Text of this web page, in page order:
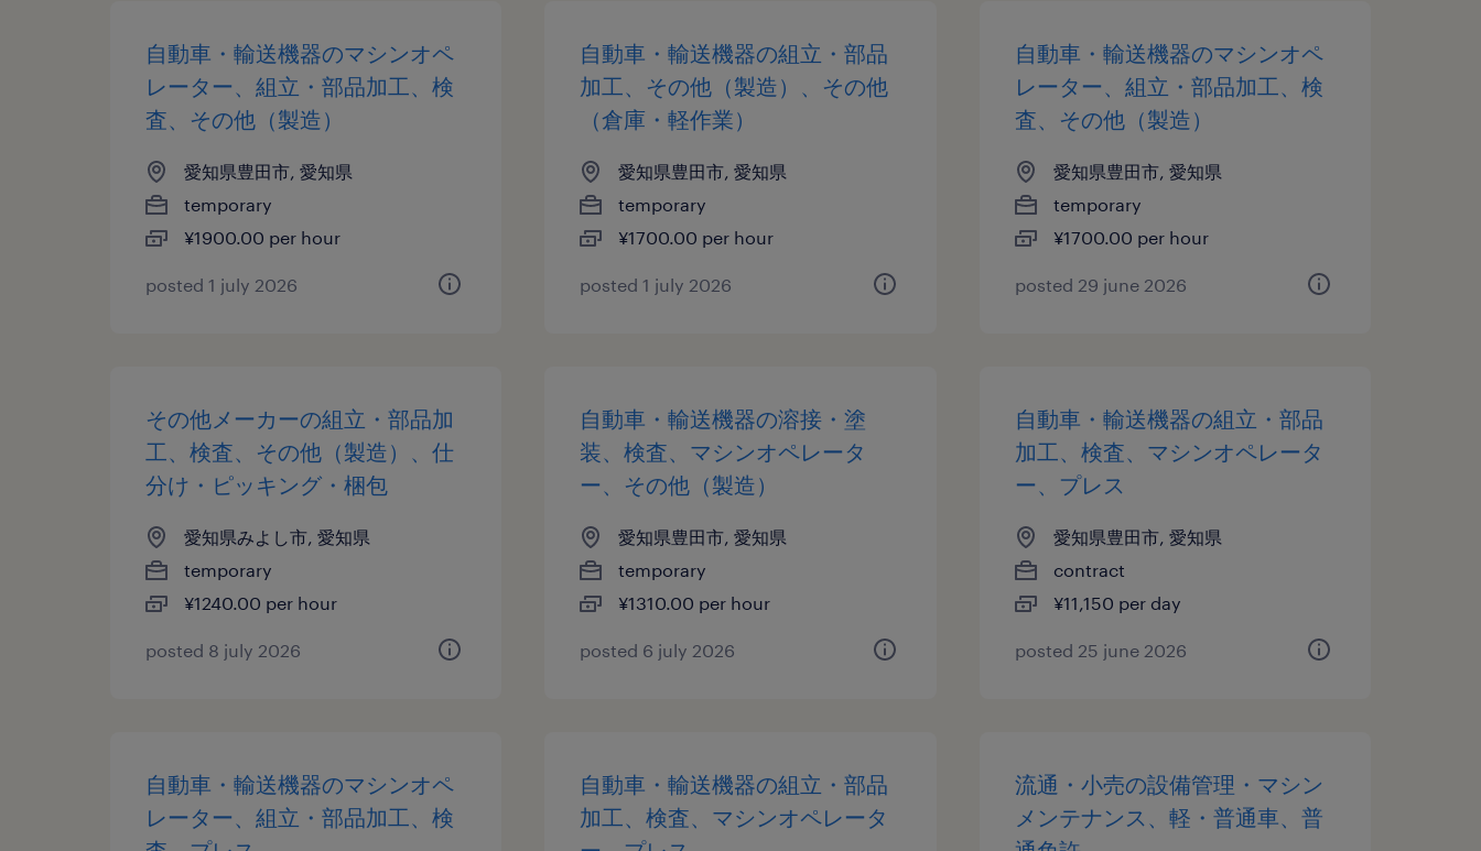
自動車・輸送機器のマシンオペ
レーター、組立・部品加工、検
査、その他（製造）
愛知県豊田市, 愛知県
temporary
¥1900.00 per hour
posted 1 july 2026
自動車・輸送機器の組立・部品
加工、その他（製造）、その他
（倉庫・軽作業）
愛知県豊田市, 愛知県
temporary
¥1700.00 per hour
posted 1 july 2026
自動車・輸送機器のマシンオペ
レーター、組立・部品加工、検
査、その他（製造）
愛知県豊田市, 愛知県
temporary
¥1700.00 per hour
posted 29 june 2026
その他メーカーの組立・部品加
工、検査、その他（製造）、仕
分け・ピッキング・梱包
愛知県みよし市, 愛知県
temporary
¥1240.00 per hour
posted 8 july 2026
自動車・輸送機器の溶接・塗
装、検査、マシンオペレータ
ー、その他（製造）
愛知県豊田市, 愛知県
temporary
¥1310.00 per hour
posted 6 july 2026
自動車・輸送機器の組立・部品
加工、検査、マシンオペレータ
ー、プレス
愛知県豊田市, 愛知県
contract
¥11,150 per day
posted 25 june 2026
自動車・輸送機器のマシンオペ
レーター、組立・部品加工、検
自動車・輸送機器の組立・部品
加工、検査、マシンオペレータ
流通・小売の設備管理・マシン
メンテナンス、軽・普通車、普